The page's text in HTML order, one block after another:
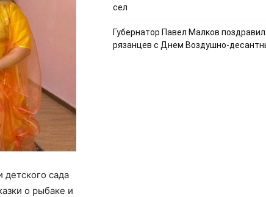
детского сада
о рыбаке и
сел
Губернатор Павел Малков поздравил
рязанцев с Днем Воздушно-